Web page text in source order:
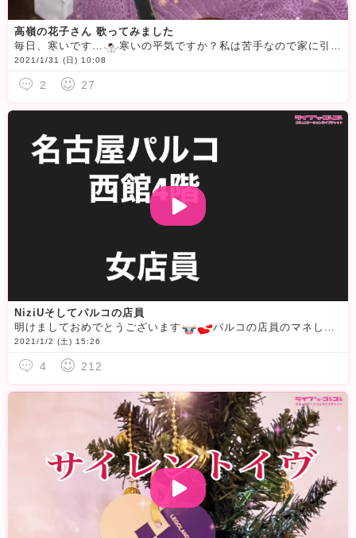
高嶺の花子さん 歌ってみました
毎日、寒いです…
寒いの平気ですか？私は苦手なので家に引きこもってギターの練習をしてました
2021/1/31 (日) 10:08
2 27
NiziUそしてパルコの店員
明けましておめでとうございます
パルコの店員のマネしました
2021/1/2 (土) 15:26
4 212